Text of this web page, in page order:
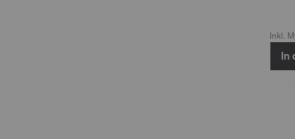
Inkl.